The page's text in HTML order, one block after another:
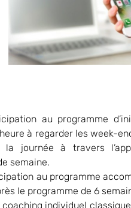
au programme
à regarder les week-
journée à travers
semaine.
au programme
le programme de 6
individuel classique